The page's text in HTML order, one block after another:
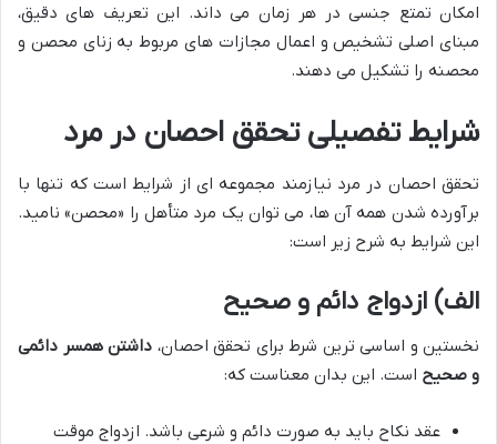
امکان تمتع جنسی در هر زمان می داند. این تعریف های دقیق،
مبنای اصلی تشخیص و اعمال مجازات های مربوط به زنای محصن و
محصنه را تشکیل می دهند.
شرایط تفصیلی تحقق احصان در مرد
تحقق احصان در مرد نیازمند مجموعه ای از شرایط است که تنها با
برآورده شدن همه آن ها، می توان یک مرد متأهل را «محصن» نامید.
این شرایط به شرح زیر است:
الف) ازدواج دائم و صحیح
نخستین و اساسی ترین شرط برای تحقق احصان، داشتن همسر دائمی
و صحیح است. این بدان معناست که:
عقد نکاح باید به صورت دائم و شرعی باشد. ازدواج موقت